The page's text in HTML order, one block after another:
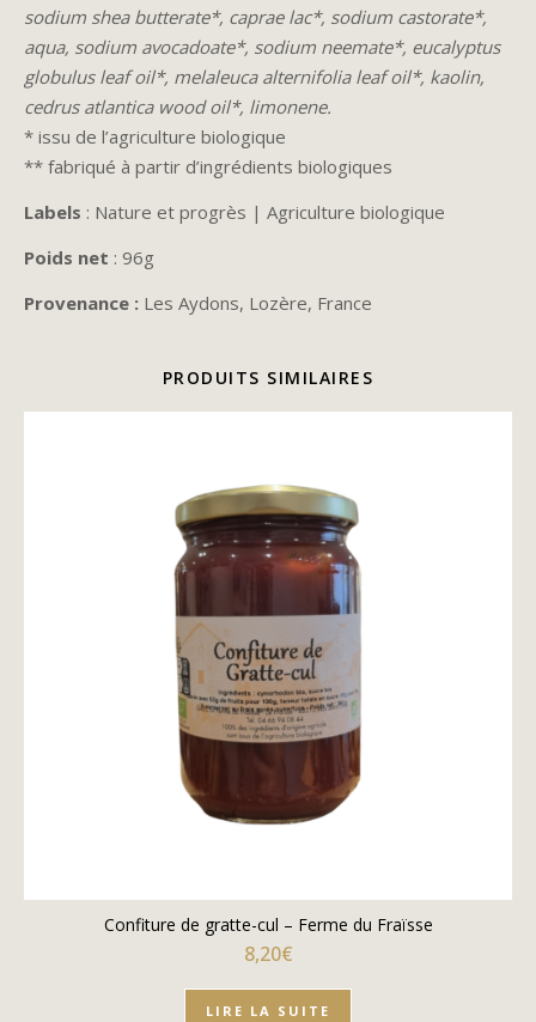
sodium shea butterate*, caprae lac*, sodium castorate*,
aqua, sodium avocadoate*, sodium neemate*, eucalyptus
globulus leaf oil*, melaleuca alternifolia leaf oil*, kaolin,
cedrus atlantica wood oil*, limonene.
* issu de l’agriculture biologique
** fabriqué à partir d’ingrédients biologiques
Labels : Nature et progrès | Agriculture biologique
Poids net : 96g
Provenance : Les Aydons, Lozère, France
PRODUITS SIMILAIRES
Confiture de gratte-cul – Ferme du Fraïsse
8,20€
LIRE LA SUITE